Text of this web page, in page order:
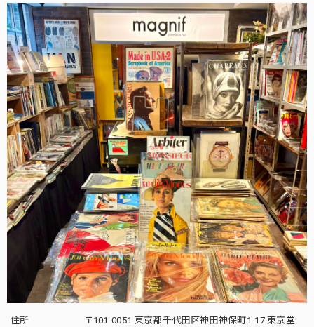
住所
〒101-0051 東京都千代田区神田神保町1-17 東京堂